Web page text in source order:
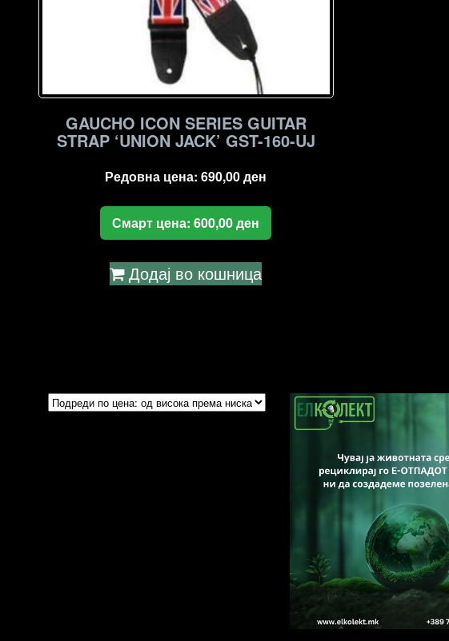
GAUCHO ICON SERIES GUITAR
STRAP ‘UNION JACK’ GST-160-UJ
Редовна цена:690,00ден
Смарт цена:600,00ден
Додај во кошница